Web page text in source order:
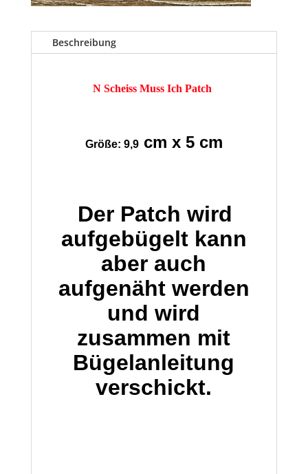
Beschreibung
N Scheiss Muss Ich Patch
Größe: 9,9cm x 5 cm
Der Patch wird
aufgebügelt kann
aber auch
aufgenäht werden
und wird
zusammen mit
Bügelanleitung
verschickt.